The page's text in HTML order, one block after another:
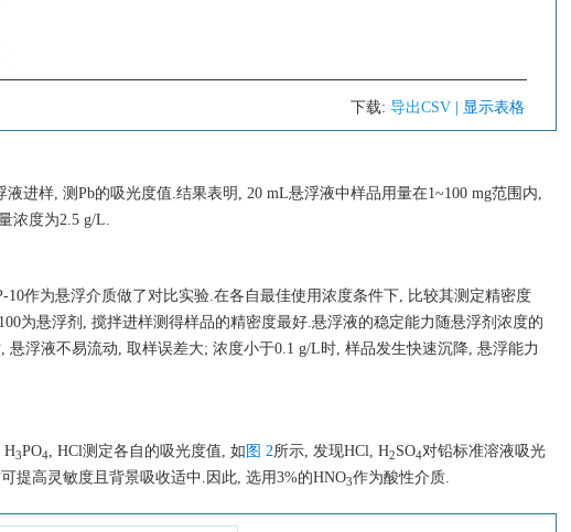
下载: 导出CSV | 显示表格
进样, 测Pb的吸光度值.结果表明, 20 mL悬浮液中样品用量在1~100 mg范围内,
浓度为2.5 g/L.
作为悬浮介质做了对比实验.在各自最佳使用浓度条件下, 比较其测定精密度
为悬浮剂, 搅拌进样测得样品的精密度最好.悬浮液的稳定能力随悬浮剂浓度的
浮液不易流动, 取样误差大; 浓度小于0.1 g/L时, 样品发生快速沉降, 悬浮能力
H3PO4, HCl测定各自的吸光度值, 如 图 2所示, 发现HCl, H2SO4对铅标准溶液吸光
提高灵敏度且背景吸收适中.因此, 选用3%的HNO3作为酸性介质.